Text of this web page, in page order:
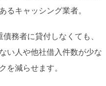
るキャッシング業者。
務者に貸付しなくても、
い人や他社借入件数が少な
を減らせます。